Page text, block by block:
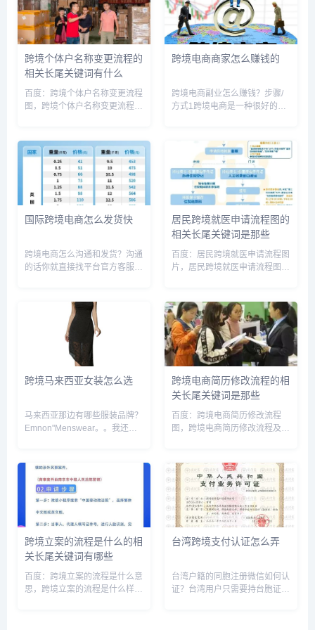
跨境个体户名称变更流程的
相关长尾关键词有什么
百度：跨境个体户名称变更流程
图，跨境个体户名称变更流程及
全，跨境个体户营业执照名字，
跨境电商个体工商户，取名个体
户跨境电商好吗，跨境个体电商
跨境电商商家怎么赚钱的
跨境电商副业怎么赚钱？步骤/
方式1跨境电商是一种很好的副
跨境电商平台如亚马逊、
ebay、速卖通等，可以购买到
外国的优质商品。可以在这些平
台上...
国际跨境电商怎么发货快
跨境电商怎么沟通和发货？沟通
的话你就直接找平台官方客服沟
些更安全的发货方式，比如托运
空运等，如果是其他的一些东
西。你可以选择最有性价比的一
居民跨境就医申请流程图的
相关长尾关键词是那些
百度：居民跨境就医申请流程图
片，居民跨境就医申请流程图怎
是否违法，跨境社区，跨境医疗
服务平台，跨境医疗是做什么
的，跨境办搜狗：异地就医申请
流程图...
跨境马来西亚女装怎么选
马来西亚那边有哪些服装品牌？
Emnon"Menswear。。我还没
PADINI。。。中等价位。。。
那里蛮多家店的，而且多数是开
在购物商场里。马...
跨境电商简历修改流程的相
关长尾关键词是那些
百度：跨境电商简历修改流程
图，跨境电商简历修改流程及内
电商求职简历范文，应届毕业生
跨境电商的简历，跨境电商个
人，跨境电商从入门到改行，跨
境电商岗...
跨境立案的流程是什么的相
关长尾关键词有哪些
百度：跨境立案的流程是什么意
思，跨境立案的流程是什么样
台湾跨境支付认证怎么弄
台湾户籍的同胞注册微信如何认
证？台湾用户只需要持台胞证在